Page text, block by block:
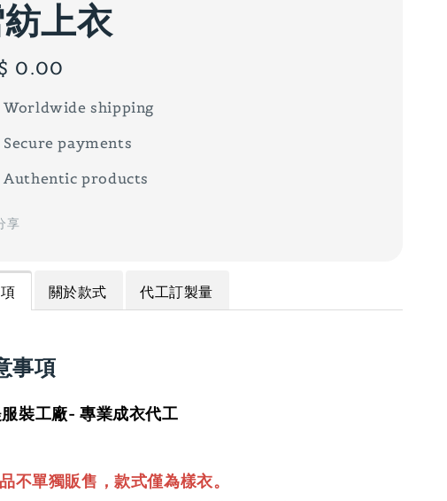
上衣
0.00
Worldwide shipping
Secure payments
Authentic products
享
關於款式 代工訂製量
事項
服裝工廠- 專業成衣代工
不單獨販售，款式僅為樣衣。